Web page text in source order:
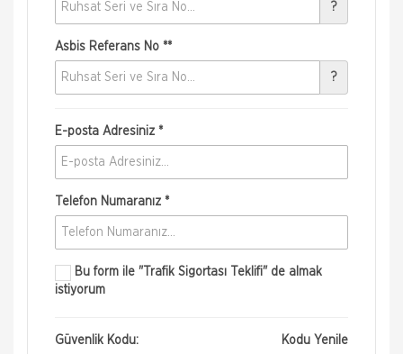
?
Asbis Referans No **
?
E-posta Adresiniz *
Telefon Numaranız *
Bu form ile "Trafik Sigortası Teklifi" de almak
istiyorum
Güvenlik Kodu: Kodu Yenile